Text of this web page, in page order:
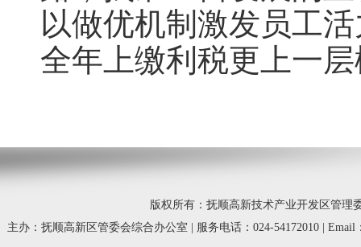
以做优机制激发员工
全年上缴利税更上一
版权所有：抚顺高新技术产业开发区管理
主办：抚顺高新区管委会综合办公室 | 服务电话：024-54172010 | Email